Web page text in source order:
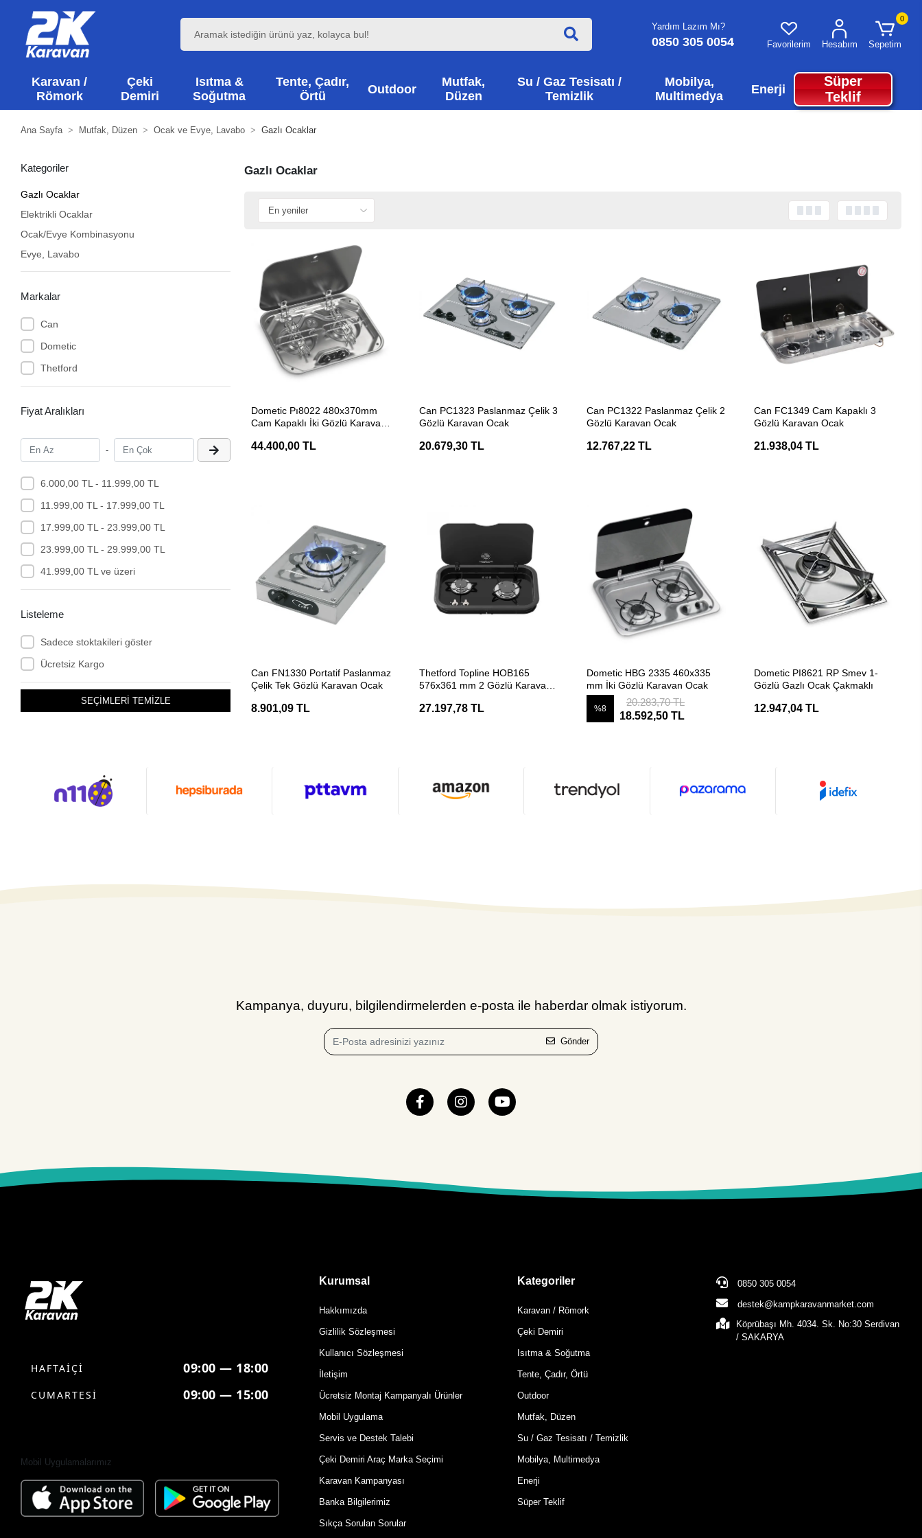
Yardım Lazım Mı?
0850 305 0054 Favorilerim Hesabım
0
Sepetim
Karavan /
Römork
Çeki
Demiri
Isıtma &
Soğutma
Tente, Çadır,
Örtü
Outdoor
Mutfak,
Düzen
Su / Gaz Tesisatı /
Temizlik
Mobilya,
Multimedya
Enerji
Süper
Teklif
Ana Sayfa Mutfak, Düzen Ocak ve Evye, Lavabo Gazlı Ocaklar
Kategoriler
Gazlı Ocaklar
Elektrikli Ocaklar
Ocak/Evye Kombinasyonu
Evye, Lavabo
Markalar
Can
Dometic
Thetford
Fiyat Aralıkları
-
6.000,00 TL - 11.999,00 TL
11.999,00 TL - 17.999,00 TL
17.999,00 TL - 23.999,00 TL
23.999,00 TL - 29.999,00 TL
41.999,00 TL ve üzeri
Listeleme
Sadece stoktakileri göster
Ücretsiz Kargo
SEÇİMLERİ TEMİZLE
Gazlı Ocaklar
Dometic Pı8022 480x370mm
Cam Kapaklı İki Gözlü Karavan
44.400,00 TL
Can PC1323 Paslanmaz Çelik 3
Gözlü Karavan Ocak
20.679,30 TL
Can PC1322 Paslanmaz Çelik 2
Gözlü Karavan Ocak
12.767,22 TL
Can FC1349 Cam Kapaklı 3
Gözlü Karavan Ocak
21.938,04 TL
Can FN1330 Portatif Paslanmaz
Çelik Tek Gözlü Karavan Ocak
8.901,09 TL
Thetford Topline HOB165
576x361 mm 2 Gözlü Karavan
27.197,78 TL
Dometic HBG 2335 460x335
mm İki Gözlü Karavan Ocak
%8
20.283,70 TL
18.592,50 TL
Dometic PI8621 RP Smev 1-
Gözlü Gazlı Ocak Çakmaklı
12.947,04 TL
Kampanya, duyuru, bilgilendirmelerden e-posta ile haberdar olmak istiyorum.
Gönder
HAFTAİÇİ 09:00 — 18:00
CUMARTESİ 09:00 — 15:00
Mobil Uygulamalarımız
Kurumsal
Hakkımızda
Gizlilik Sözleşmesi
Kullanıcı Sözleşmesi
İletişim
Ücretsiz Montaj Kampanyalı Ürünler
Mobil Uygulama
Servis ve Destek Talebi
Çeki Demiri Araç Marka Seçimi
Karavan Kampanyası
Banka Bilgilerimiz
Sıkça Sorulan Sorular
Kategoriler
Karavan / Römork
Çeki Demiri
Isıtma & Soğutma
Tente, Çadır, Örtü
Outdoor
Mutfak, Düzen
Su / Gaz Tesisatı / Temizlik
Mobilya, Multimedya
Enerji
Süper Teklif
0850 305 0054
destek@kampkaravanmarket.com
Köprübaşı Mh. 4034. Sk. No:30 Serdivan
/ SAKARYA